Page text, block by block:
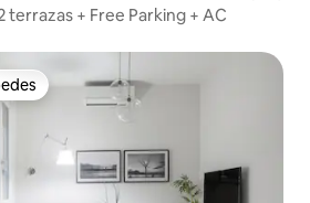
+ Free Parking + AC